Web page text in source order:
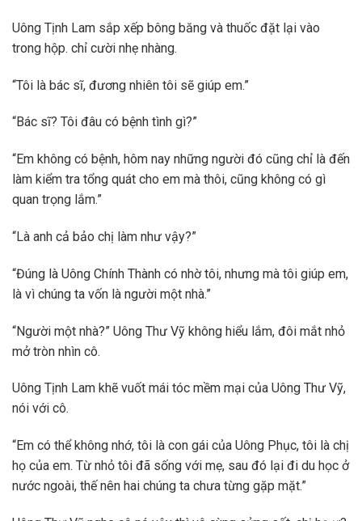
Uông Tịnh Lam sắp xếp bông băng và thuốc đặt lại vào
trong hộp. chỉ cười nhẹ nhàng.
“Tôi là bác sĩ, đương nhiên tôi sẽ giúp em.”
“Bác sĩ? Tôi đâu có bệnh tình gì?”
“Em không có bệnh, hôm nay những người đó cũng chỉ là đến
làm kiểm tra tổng quát cho em mà thôi, cũng không có gì
quan trọng lắm.”
“Là anh cả bảo chị làm như vậy?”
“Đúng là Uông Chính Thành có nhờ tôi, nhưng mà tôi giúp em,
là vì chúng ta vốn là người một nhà.”
“Người một nhà?” Uông Thư Vỹ không hiểu lắm, đôi mắt nhỏ
mở tròn nhìn cô.
Uông Tịnh Lam khẽ vuốt mái tóc mềm mại của Uông Thư Vỹ,
nói với cô.
“Em có thể không nhớ, tôi là con gái của Uông Phục, tôi là chị
họ của em. Từ nhỏ tôi đã sống với mẹ, sau đó lại đi du học ở
nước ngoài, thế nên hai chúng ta chưa từng gặp mặt.”